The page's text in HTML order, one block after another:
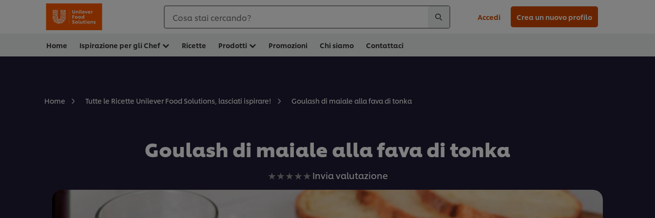
Cosa stai cercando? Accedi Crea un nuovo profilo
Home Ispirazione per gli Chef Ricette Prodotti Promozioni Chi siamo Contattaci
Home Tutte le Ricette Unilever Food Solutions, lasciati ispirare! Goulash di maiale alla fava di tonka
Goulash di maiale alla fava di tonka
Nessuna
valutazione
inviata
Invia valutazione